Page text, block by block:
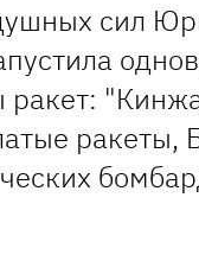
сил
ракет:
ракеты,